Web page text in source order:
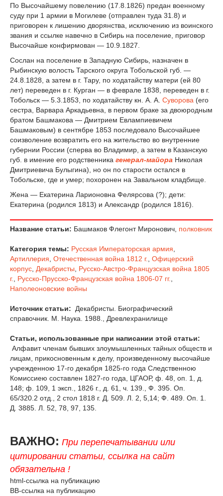
По Высочайшему повелению (17.8.1826) предан военному
суду при 1 армии в Могилеве (отправлен туда 31.8) и
приговорен к лишению дворянства, исключению из воинского
звания и ссылке навечно в Сибирь на поселение, приговор
Высочайше конфирмован — 10.9.1827.
Сослан на поселение в Западную Сибирь, назначен в
Рыбинскую волость Тарского округа Тобольской губ. —
24.8.1828, а затем в г. Тару, по ходатайству матери (ей 80
лет) переведен в г. Курган — в феврале 1838, переведен в г.
Тобольск — 5.3.1853, по ходатайству кн. А. А. Суворова (его
сестра, Варвара Аркадьевна, в первом браке за двоюродным
братом Башмакова — Дмитрием Евлампиевичем
Башмаковым) в сентябре 1853 последовало Высочайшее
соизволение возвратить его на жительство во внутренние
губернии России (сперва во Владимир, а затем в Казанскую
губ. в имение его родственника генерал-майора Николая
Дмитриевича Булыгина), но он по старости остался в
Тобольске, где и умер; похоронен на Завальном кладбище.
Жена — Екатерина Ларионовна Фелярсова (?); дети:
Екатерина (родился 1813) и Александр (родился 1816).
Название статьи: Башмаков Флегонт Миронович, полковник
Категория темы: Русская Императорская армия
Артиллерия Отечественная война 1812 г.
Офицерский
корпус Декабристы
Русско-Австро-Французская война 1805
г.
Русско-Прусско-Французская война 1806-07 гг.
Наполеоновские войны
Источник статьи:
Декабристы. Биографический
справочник. М. Наука. 1988., Древлехранилище
Статьи, использованные при написании этой статьи:
Алфавит членам бывших злоумышленных тайных обществ и
лицам, прикосновенным к делу, произведенному высочайше
учрежденною 17-го декабря 1825-го года Следственною
Комиссиею составлен 1827-го года, ЦГАОР, ф. 48, оп. 1, д.
148; ф. 109, 1 эксп., 1826 г., д. 61, ч. 139., Ф. 395. Оп.
65/320.2 отд., 2 стол 1818 г. Д. 509. Л. 2, 5,14; Ф. 489. Оп. 1.
Д. 3885. Л. 52, 78, 97, 135.
ВАЖНО: При перепечатывании или
цитировании статьи, ссылка на сайт
обязательна !
html-ссылка на публикацию
BB-ссылка на публикацию